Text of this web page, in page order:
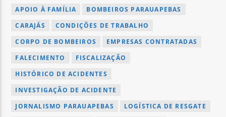
APOIO À FAMÍLIA
BOMBEIROS PARAUAPEBAS
CARAJÁS
CONDIÇÕES DE TRABALHO
CORPO DE BOMBEIROS
EMPRESAS CONTRATADAS
FALECIMENTO
FISCALIZAÇÃO
HISTÓRICO DE ACIDENTES
INVESTIGAÇÃO DE ACIDENTE
JORNALISMO PARAUAPEBAS
LOGÍSTICA DE RESGATE